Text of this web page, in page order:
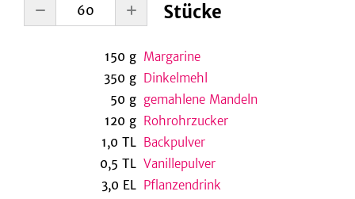
Stücke
150 g Margarine
350 g Dinkelmehl
50 g gemahlene Mandeln
120 g Rohrohrzucker
1,0 TL Backpulver
0,5 TL Vanillepulver
3,0 EL Pflanzendrink